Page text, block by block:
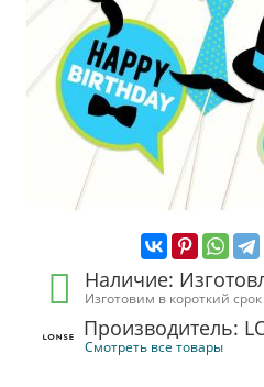
Наличие:
Изготовим в короткий срок
Производитель:
Смотреть все товары